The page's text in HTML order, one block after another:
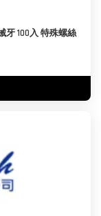
牙 100入 特殊螺絲